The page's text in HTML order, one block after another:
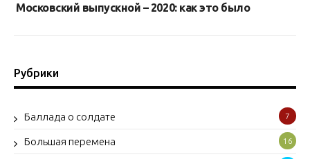
Московский выпускной – 2020: как это было
Рубрики
Баллада о солдате 7
Большая перемена 16